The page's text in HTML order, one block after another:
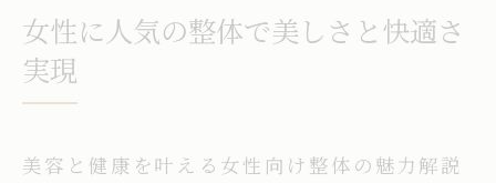
女性に人気の整体で美しさと快適さ
実現
美容と健康を叶える女性向け整体の魅力解説